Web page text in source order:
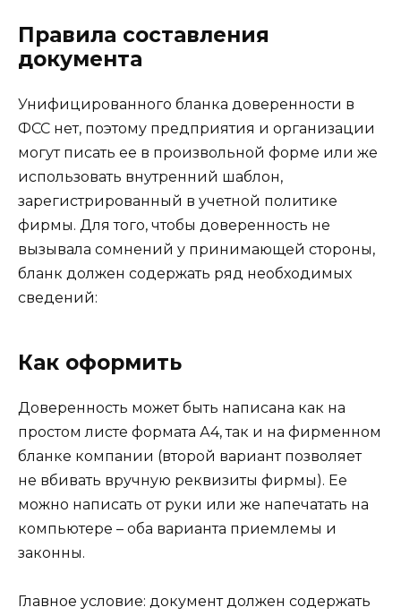
Правила составления
документа
Унифицированного бланка доверенности в
ФСС нет, поэтому предприятия и организации
могут писать ее в произвольной форме или же
использовать внутренний шаблон,
зарегистрированный в учетной политике
фирмы. Для того, чтобы доверенность не
вызывала сомнений у принимающей стороны,
бланк должен содержать ряд необходимых
сведений:
Как оформить
Доверенность может быть написана как на
простом листе формата А4, так и на фирменном
бланке компании (второй вариант позволяет
не вбивать вручную реквизиты фирмы). Ее
можно написать от руки или же напечатать на
компьютере – оба варианта приемлемы и
законны.
Главное условие: документ должен содержать